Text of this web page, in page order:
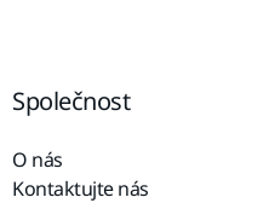
Společnost
O nás
Kontaktujte nás